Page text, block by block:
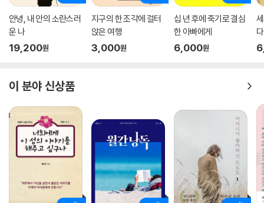
안녕, 내 안의 소란스러
운 나
19,200원
지구의 한 조각에 걸터
앉은 여행
3,000원
십 년 후에 죽기로 결심
한 아빠에게
6,000원
다
이 분야 신상품